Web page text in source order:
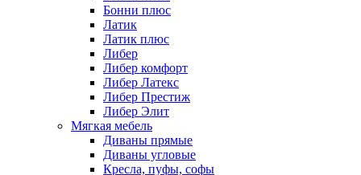
Бонни плюс
Латик
Латик плюс
Либер
Либер комфорт
Либер Латекс
Либер Престиж
Либер Элит
Мягкая мебель
Диваны прямые
Диваны угловые
Кресла, пуфы, софы